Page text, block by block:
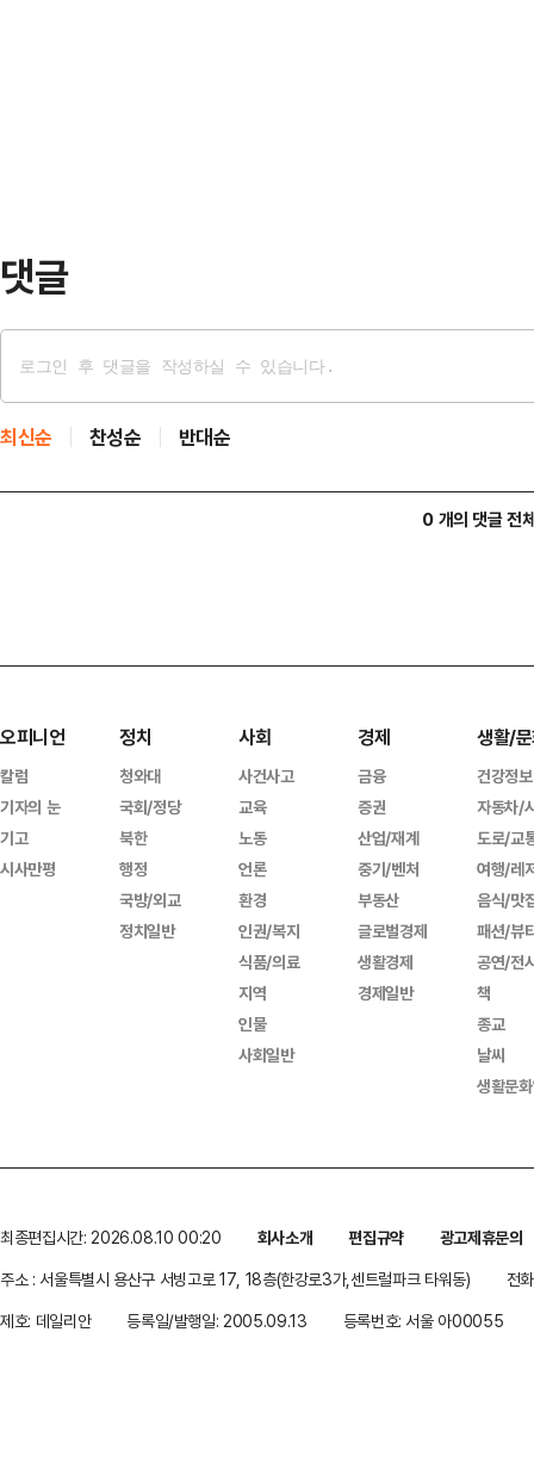
댓글
최신순 찬성순 반대순
0 개의 댓글 전
오피니언
칼럼
기자의 눈
기고
시사만평
정치
청와대
국회/정당
북한
행정
국방/외교
정치일반
사회
사건사고
교육
노동
언론
환경
인권/복지
식품/의료
지역
인물
사회일반
경제
금융
증권
산업/재계
중기/벤처
부동산
글로벌경제
생활경제
경제일반
생활/
건강정보
자동차/
도로/교
여행/레
음식/맛
패션/뷰
공연/전
책
종교
날씨
생활문
최종편집시간: 2026.08.10 00:20 회사소개 편집규약
광고제휴문의
주소 : 서울특별시 용산구 서빙고로 17, 18층(한강로3가,센트럴파크 타워동)
전
제호: 데일리안
등록일/발행일: 2005.09.13 등록번호: 서울 아00055